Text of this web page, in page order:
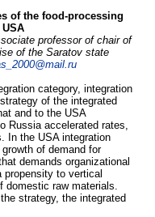
of the food-processing
professorof chair of
of the Saratov state
category, integration
of the integrated
and to the USA
Russia accelerated rates,
In the USA integration
of demand for
demands organizational
to vertical
raw materials.
strategy, the integrated